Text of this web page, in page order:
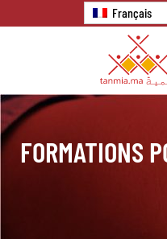
Français
FORMATIONS